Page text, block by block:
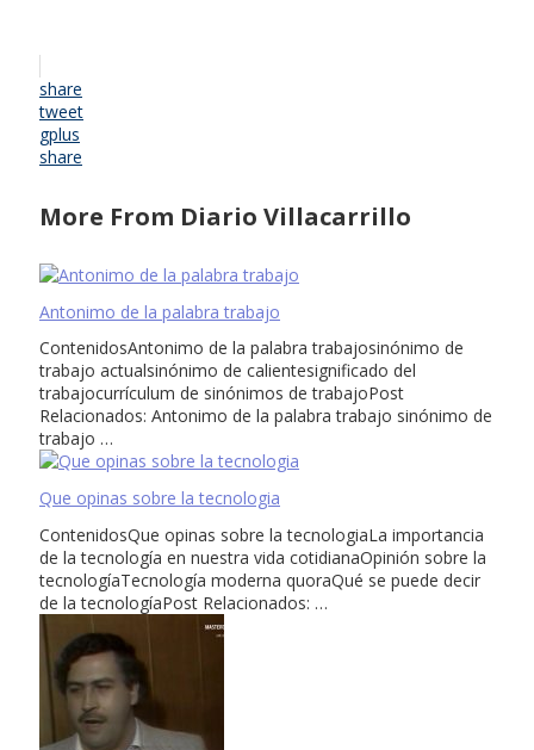
share
tweet
gplus
share
More From Diario Villacarrillo
Antonimo de la palabra trabajo
ContenidosAntonimo de la palabra trabajosinónimo de
trabajo actualsinónimo de calientesignificado del
trabajocurrículum de sinónimos de trabajoPost
Relacionados: Antonimo de la palabra trabajo sinónimo de
trabajo …
Que opinas sobre la tecnologia
ContenidosQue opinas sobre la tecnologiaLa importancia
de la tecnología en nuestra vida cotidianaOpinión sobre la
tecnologíaTecnología moderna quoraQué se puede decir
de la tecnologíaPost Relacionados: …